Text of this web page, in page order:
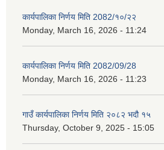
कार्यपालिका निर्णय मिति 2082/१०/२२
Monday, March 16, 2026 - 11:24
कार्यपालिका निर्णय मिति 2082/09/28
Monday, March 16, 2026 - 11:23
गाउँ कार्यपालिका निर्णय मिति २०८२ भदौ १५
Thursday, October 9, 2025 - 15:05